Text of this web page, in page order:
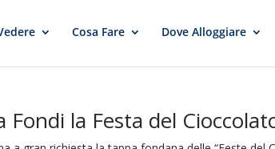
Cosa Fare Dove Alloggiare
la Festa del